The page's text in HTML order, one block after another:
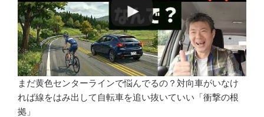
まだ黄色センターラインで悩んでるの？対向車がいなけ
れば線をはみ出して自転車を追い抜いていい「衝撃の根
拠」